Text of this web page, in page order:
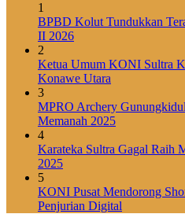
1
BPBD Kolut Tundukkan
II 2026
2
Ketua Umum KONI Sultra
Konawe Utara
3
MPRO Archery
Memanah 2025
4
Karateka Sultra Gagal Raih
2025
5
KONI Pusat Mendorong
Penjurian Digital